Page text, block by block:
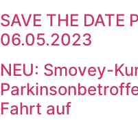
SAVE THE DATE
06.05.2023
NEU: Smovey-
Fahrt auf